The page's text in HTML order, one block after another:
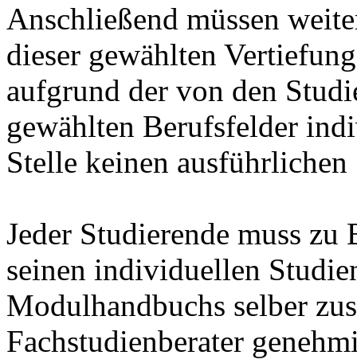
Anschließend müssen
dieser gewählten
aufgrund der von den
gewählten Berufsfelder
Stelle keinen
Jeder Studierende muss
seinen individuellen
Modulhandbuchs selber
Fachstudienberater